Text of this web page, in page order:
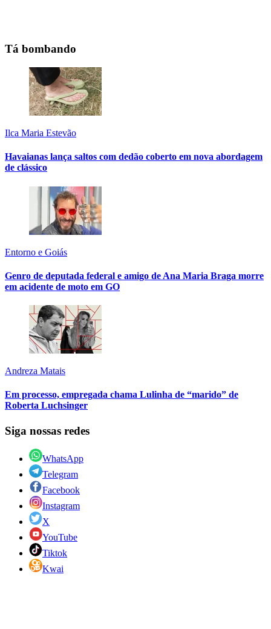
Tá bombando
Ilca Maria Estevão
Havaianas lança saltos com dedão coberto em nova abordagem
de clássico
Entorno e Goiás
Genro de deputada federal e amigo de Ana Maria Braga morre
em acidente de moto em GO
Andreza Matais
Em processo, empregada chama Lulinha de “marido” de
Roberta Luchsinger
Siga nossas redes
WhatsApp
Telegram
Facebook
Instagram
X
YouTube
Tiktok
Kwai